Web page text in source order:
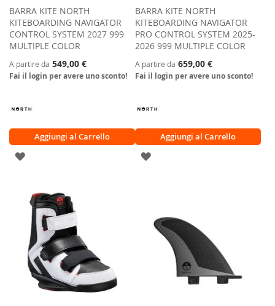
BARRA KITE NORTH
KITEBOARDING NAVIGATOR
CONTROL SYSTEM 2027 999
MULTIPLE COLOR
A partire da 549,00 €
Fai il login per avere uno sconto!
Aggiungi al Carrello
AGGIUNGI
LISTA
DESIDERI
BARRA KITE NORTH
KITEBOARDING NAVIGATOR
PRO CONTROL SYSTEM 2025-
2026 999 MULTIPLE COLOR
A partire da 659,00 €
Fai il login per avere uno sconto!
Aggiungi al Carrello
AGGIUNGI
DESIDERI